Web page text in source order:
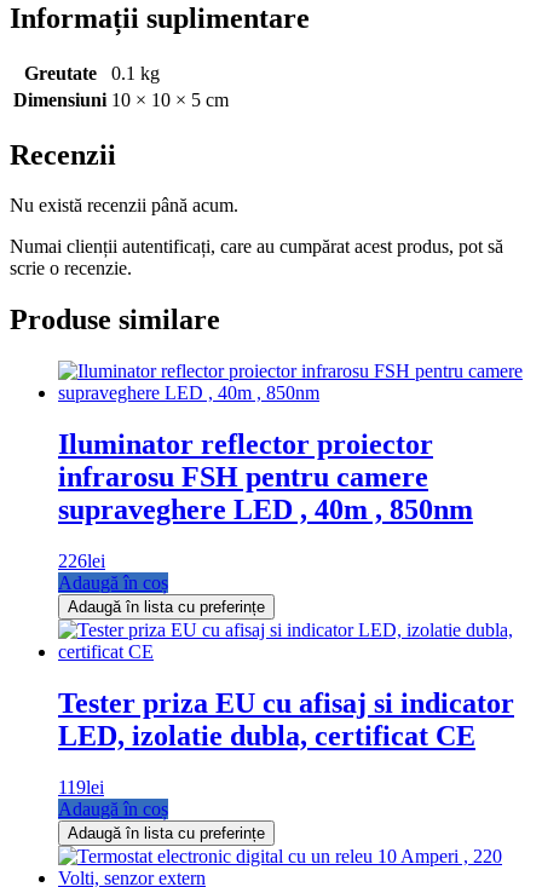
Informații suplimentare
Greutate
0.1 kg
Dimensiuni 10 × 10 × 5 cm
Recenzii
Nu există recenzii până acum.
Numai clienții autentificați, care au cumpărat acest produs, pot să
scrie o recenzie.
Produse similare
Iluminator reflector proiector
infrarosu FSH pentru camere
supraveghere LED , 40m , 850nm
226lei
Adaugă în coș
Adaugă în lista cu preferințe
Tester priza EU cu afisaj si indicator
LED, izolatie dubla, certificat CE
119lei
Adaugă în coș
Adaugă în lista cu preferințe